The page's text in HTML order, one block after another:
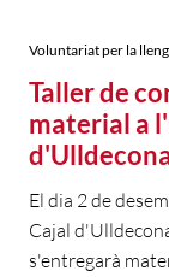
Voluntariat per la
Taller de
material a
El dia 2 de
Cajal
s'entregarà